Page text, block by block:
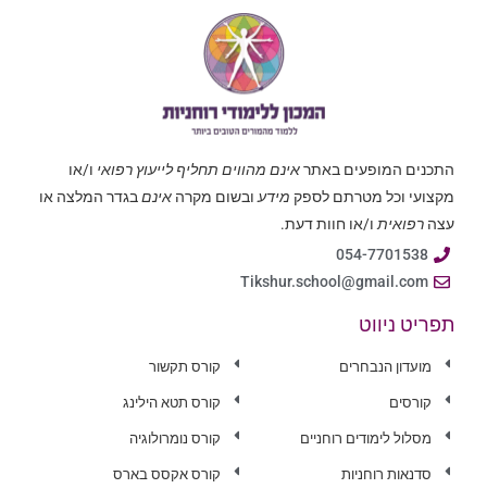
התכנים המופעים באתראינם מהווים תחליף לייעוץ רפואי ו/או
מקצועי וכל מטרתם לספק מידע ובשום מקרה אינםבגדר המלצה או
עצה רפואית ו/או חוות דעת.
054-7701538
Tikshur.school@gmail.com
תפריט ניווט
מועדון הנבחרים
קורסים
מסלול לימודים רוחניים
סדנאות רוחניות
קורס תקשור
קורס תטא הילינג
קורס נומרולוגיה
קורס אקסס בארס